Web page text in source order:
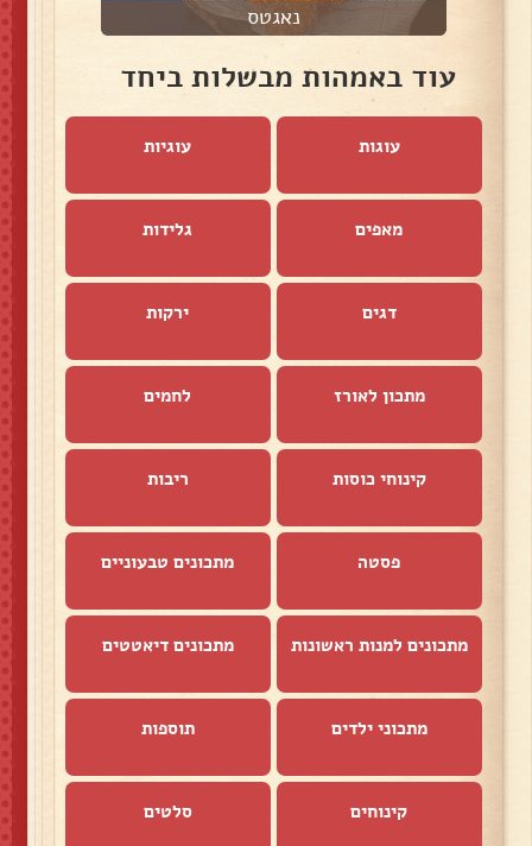
נאגטס
עוד באמהות מבשלות ביחד
עוגות עוגיות
מאפים גלידות
דגים ירקות
מתכון לאורז לחמים
קינוחי כוסות ריבות
פסטה מתכונים טבעוניים
מתכונים למנות ראשונות מתכונים דיאטטים
מתכוני ילדים תוספות
קינוחים סלטים